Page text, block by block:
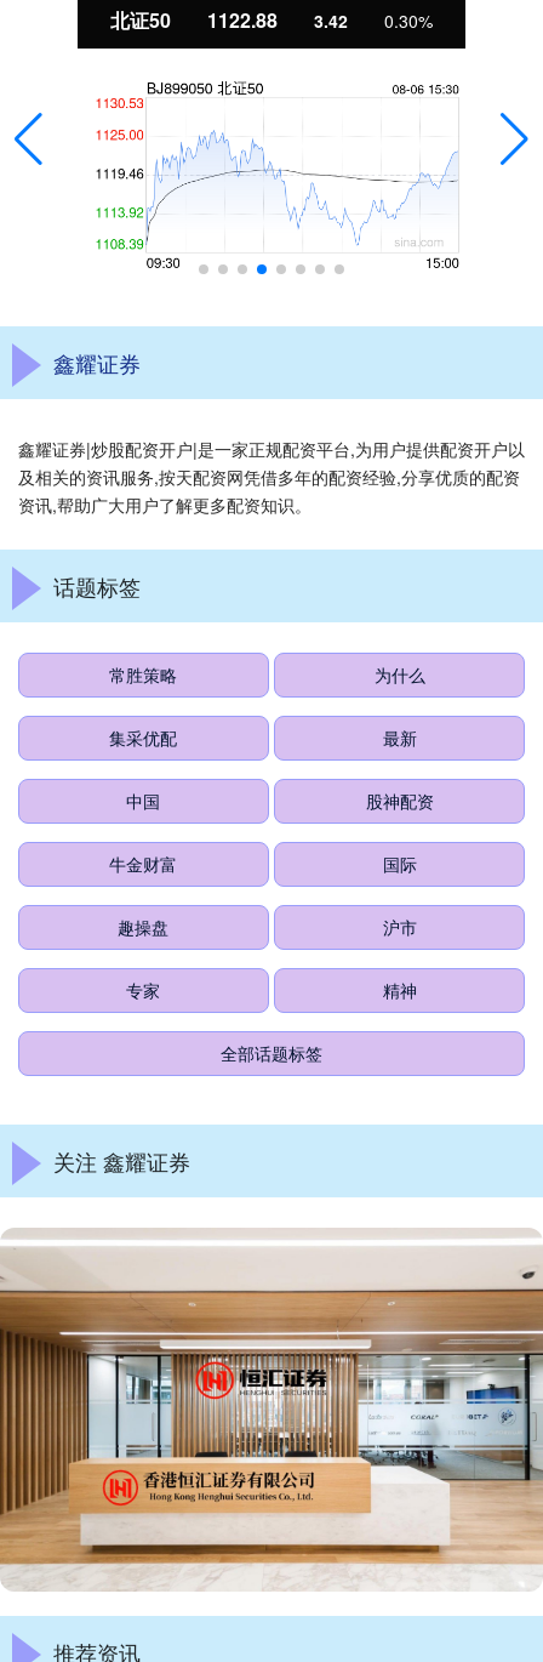
北证50 1122.88 3.42 0.30%
鑫耀证券
鑫耀证券|炒股配资开户|是一家正规配资平台,为用户提供配资开户以
及相关的资讯服务,按天配资网凭借多年的配资经验,分享优质的配资
资讯,帮助广大用户了解更多配资知识。
话题标签
常胜策略 为什么
集采优配 最新
中国 股神配资
牛金财富 国际
趣操盘 沪市
专家 精神
全部话题标签
关注 鑫耀证券
推荐资讯